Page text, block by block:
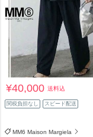
¥40,000送料込
関税負担なし スピード配送
MM6 Maison Margiela